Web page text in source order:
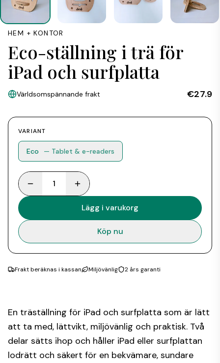
HEM + KONTOR
Eco-ställning i trä för
iPad och surfplatta
Världsomspännande frakt €27.9
VARIANT
Eco — Tablet & e-readers
1
Lägg i varukorg
Köp nu
Frakt beräknas i kassan Miljövänlig 2 års garanti
En träställning för iPad och surfplatta som är lätt
att ta med, lättvikt, miljövänlig och praktisk. Två
delar sätts ihop och håller iPad eller surfplattan
lodrätt och säkert för en bekvämare, sundare